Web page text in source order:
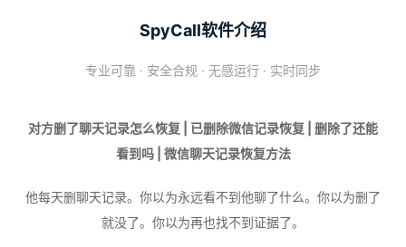
SpyCall软件介绍
专业可靠 · 安全合规 · 无感运行 · 实时同步
对方删了聊天记录怎么恢复 | 已删除微信记录恢复 | 删除了还能
看到吗 | 微信聊天记录恢复方法
他每天删聊天记录。你以为永远看不到他聊了什么。你以为删了
就没了。你以为再也找不到证据了。